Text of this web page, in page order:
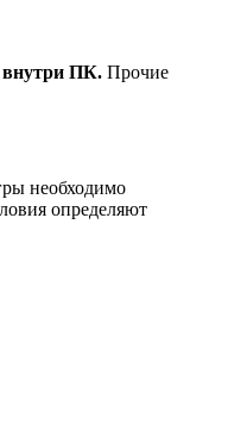
внутри ПК. Прочие
необходимо
определяют